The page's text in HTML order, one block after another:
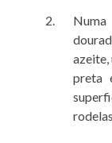
azeite,
preta